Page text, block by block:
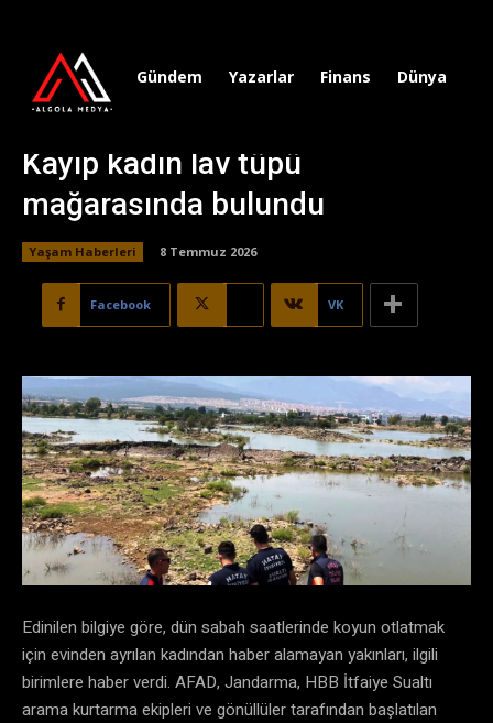
Gündem Yazarlar Finans Dünya
Kayıp kadın lav tüpü
mağarasında bulundu
Yaşam Haberleri 8 Temmuz 2026
Facebook VK
Edinilen bilgiye göre, dün sabah saatlerinde koyun otlatmak
için evinden ayrılan kadından haber alamayan yakınları, ilgili
birimlere haber verdi. AFAD, Jandarma, HBB İtfaiye Sualtı
arama kurtarma ekipleri ve gönüllüler tarafından başlatılan